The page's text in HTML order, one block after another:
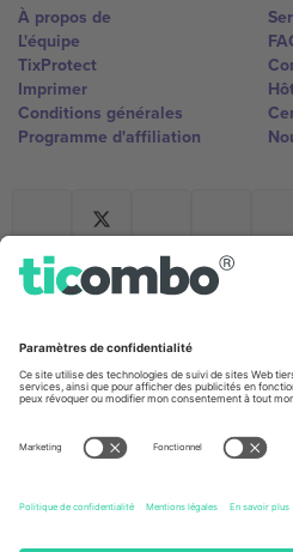
À propos de
L'équipe
TixProtect
Imprimer
Conditions générales
Programme d'affiliation
Ticombo France
Mimi Balkanska 132, 1540, Sofia,
Bulgaria
L'entité juridique du fournisseur de
détails, consultez la page